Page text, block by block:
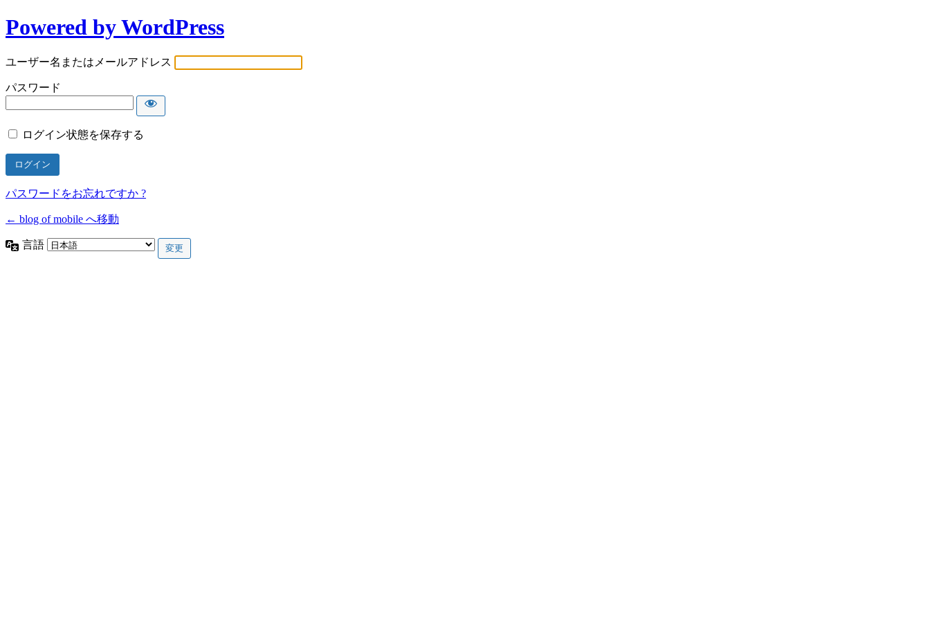
Powered by WordPress
ユーザー名またはメールアドレス
パスワード
ログイン状態を保存する
パスワードをお忘れですか ?
← blog of mobile へ移動
言語